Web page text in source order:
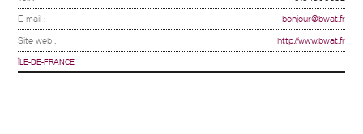
E-mail : bonjour@bwat.fr
Site web : http://www.bwat.fr
ÎLE-DE-FRANCE